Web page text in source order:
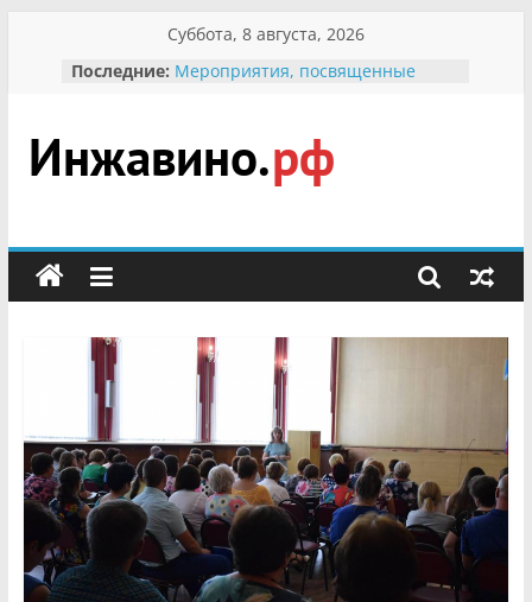
содержимому
Суббота, 8 августа, 2026
Последние: Мероприятия, посвященные
гражданин Инжавинского округа»
участнице Великой
Отечественной, фронтовичке
Безопасность в сети Интернет
мероприятии «Сохраним
первоцветы!»
В вольере Воронинского
заповедника родились крапчатые
суслики
Инжавино.рф
сельский
портал